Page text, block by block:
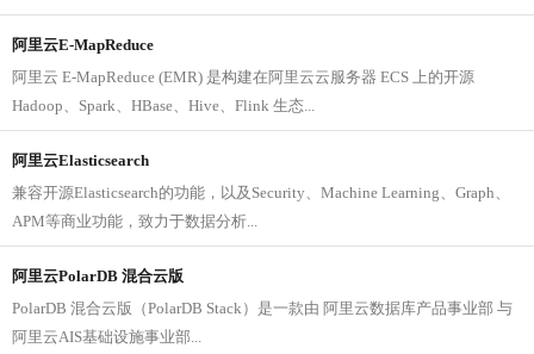
阿里云E-MapReduce
阿里云 E-MapReduce (EMR) 是构建在阿里云云服务器 ECS 上的开源
Hadoop、Spark、HBase、Hive、Flink 生态...
阿里云Elasticsearch
兼容开源Elasticsearch的功能，以及Security、Machine Learning、Graph、
APM等商业功能，致力于数据分析...
阿里云PolarDB 混合云版
PolarDB 混合云版（PolarDB Stack）是一款由 阿里云数据库产品事业部 与
阿里云AIS基础设施事业部...